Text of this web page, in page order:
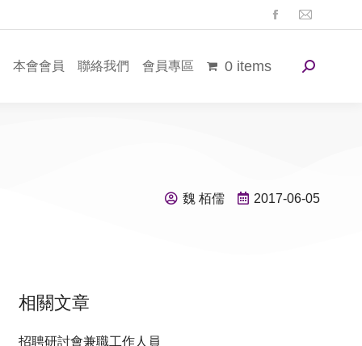
本會會員 聯絡我們 會員專區 0 items
魏 栢儒 2017-06-05
相關文章
招聘研討會兼職工作人員